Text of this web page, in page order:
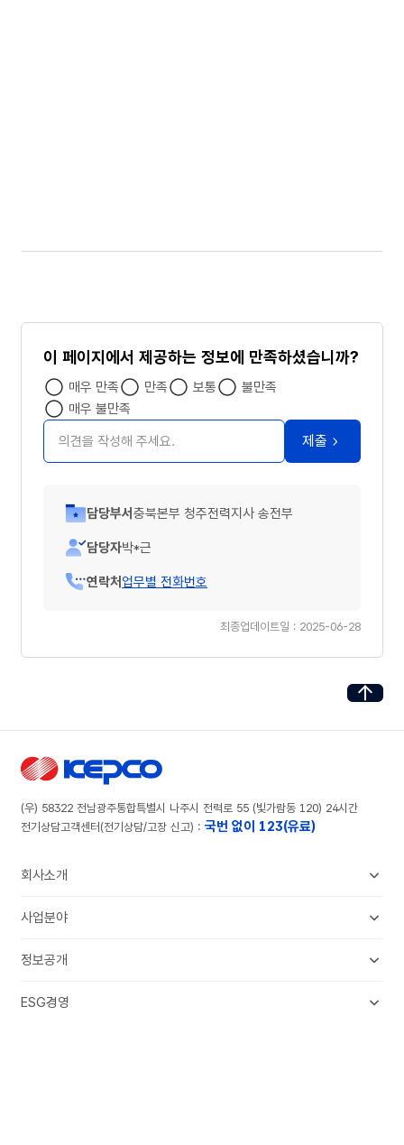
이 페이지에서 제공하는 정보에 만족하셨습니까?
매우 만족 만족 보통
불만족
매우 불만족
의견 작성
제출
담당부서 충북본부 청주전력지사 송전부
담당자박*근
연락처 업무별 전화번호
최종업데이트일 : 2025-06-28
페이지
한국전력공사
(우) 58322 전남광주통합특별시 나주시 전력로 55 (빛가람동 120) 24시간
전기상담고객센터(전기상담/고장 신고) : 국번 없이 123(유료)
회사소개
KEPCO 소개
전국 본부 · 사업소
투자정보
사업분야
송배전사업
에너지신사업
정보공개
정보공개제도
ESG경영